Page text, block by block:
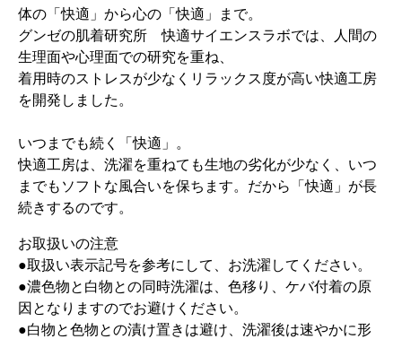
体の「快適」から心の「快適」まで。
グンゼの肌着研究所 快適サイエンスラボでは、人間の
生理面や心理面での研究を重ね、
着用時のストレスが少なくリラックス度が高い快適工房
を開発しました。
いつまでも続く「快適」。
快適工房は、洗濯を重ねても生地の劣化が少なく、いつ
までもソフトな風合いを保ちます。だから「快適」が長
続きするのです。
お取扱いの注意
●取扱い表示記号を参考にして、お洗濯してください。
●濃色物と白物との同時洗濯は、色移り、ケバ付着の原
因となりますのでお避けください。
●白物と色物との漬け置きは避け、洗濯後は速やかに形